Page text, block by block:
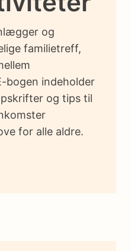
og
familietreff,
bogen indeholder
og tips til
for alle aldre.